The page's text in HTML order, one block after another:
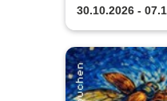
30.10.2026 -